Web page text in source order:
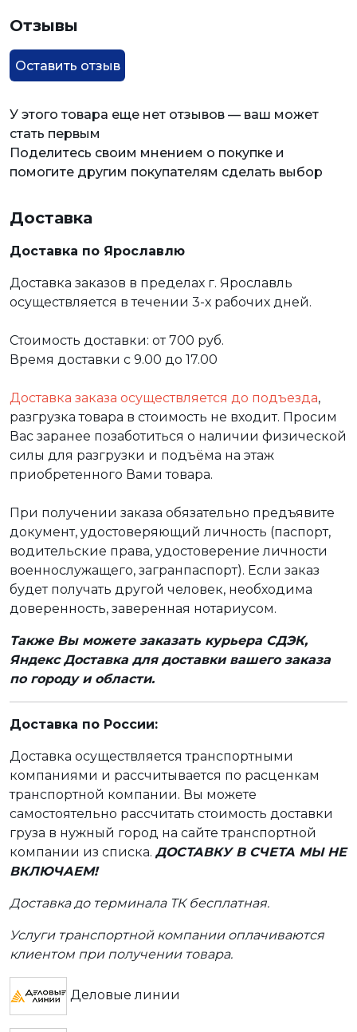
Отзывы
Оставить отзыв
У этого товара еще нет отзывов — ваш может
стать первым
Поделитесь своим мнением о покупке и
помогите другим покупателям сделать выбор
Доставка
Доставка по Ярославлю
Доставка заказов в пределах г. Ярославль
осуществляется в течении 3-х рабочих дней.
Стоимость доставки: от 700 руб.
Время доставки с 9.00 до 17.00
Доставка заказа осуществляется до подъезда,
разгрузка товара в стоимость не входит. Просим
Вас заранее позаботиться о наличии физической
силы для разгрузки и подъёма на этаж
приобретенного Вами товара.
При получении заказа обязательно предъявите
документ, удостоверяющий личность (паспорт,
водительские права, удостоверение личности
военнослужащего, загранпаспорт). Если заказ
будет получать другой человек, необходима
доверенность, заверенная нотариусом.
Также Вы можете заказать курьера СДЭК,
Яндекс Доставка для доставки вашего заказа
по городу и области.
Доставка по России:
Доставка осуществляется транспортными
компаниями и рассчитывается по расценкам
транспортной компании. Вы можете
самостоятельно рассчитать стоимость доставки
груза в нужный город на сайте транспортной
компании из списка. ДОСТАВКУ В СЧЕТА МЫ НЕ
ВКЛЮЧАЕМ!
Доставка до терминала ТК бесплатная.
Услуги транспортной компании оплачиваются
клиентом при получении товара.
Деловые линии